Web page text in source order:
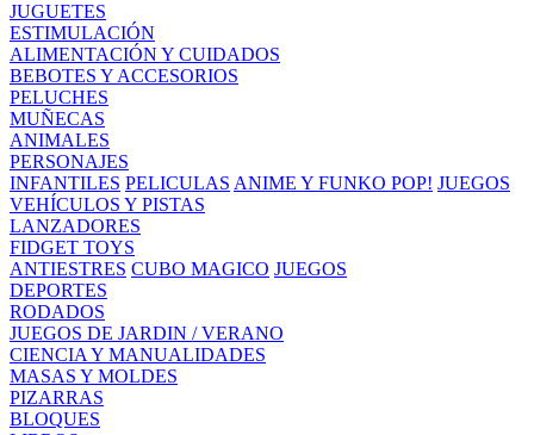
JUGUETES
ESTIMULACIÓN
ALIMENTACIÓN Y CUIDADOS
BEBOTES Y ACCESORIOS
PELUCHES
MUÑECAS
ANIMALES
PERSONAJES
INFANTILES PELICULAS ANIME Y FUNKO POP! JUEGOS
VEHÍCULOS Y PISTAS
LANZADORES
FIDGET TOYS
ANTIESTRES CUBO MAGICO JUEGOS
DEPORTES
RODADOS
JUEGOS DE JARDIN / VERANO
CIENCIA Y MANUALIDADES
MASAS Y MOLDES
PIZARRAS
BLOQUES